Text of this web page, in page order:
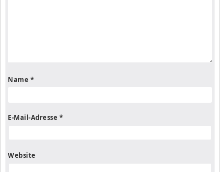
Name *
E-Mail-Adresse *
Website